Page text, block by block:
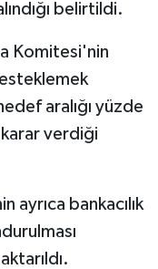
belirtildi.
Komitesi'nin
aralığı yüzde
verdiği
ayrıca bankacılık